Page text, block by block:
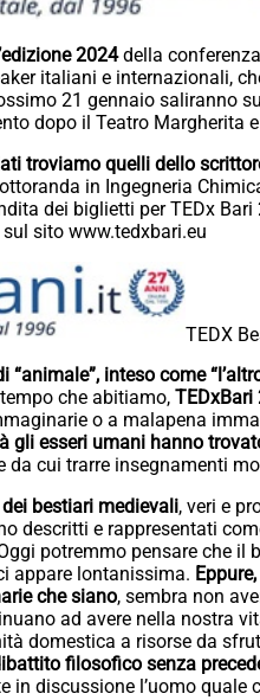
2024della
italiani e internazionali,
21 gennaio saliranno
dopo il Teatro Margherita
troviamo quelli dello
in Ingegneria
dei biglietti per TEDx
sito www.tedxbari.eu
TEDX
inteso come
che abitiamo, TEDxBari
o a malapena
gli esseri umani hanno
da cui trarre insegnamenti
bestiari medievali, veri e
descritti e rappresentati
potremmo pensare che
appare lontanissima.
che siano, sembra non
ad avere nella nostra
domestica a risorse da
filosofico senza
in discussione l’uomo quale